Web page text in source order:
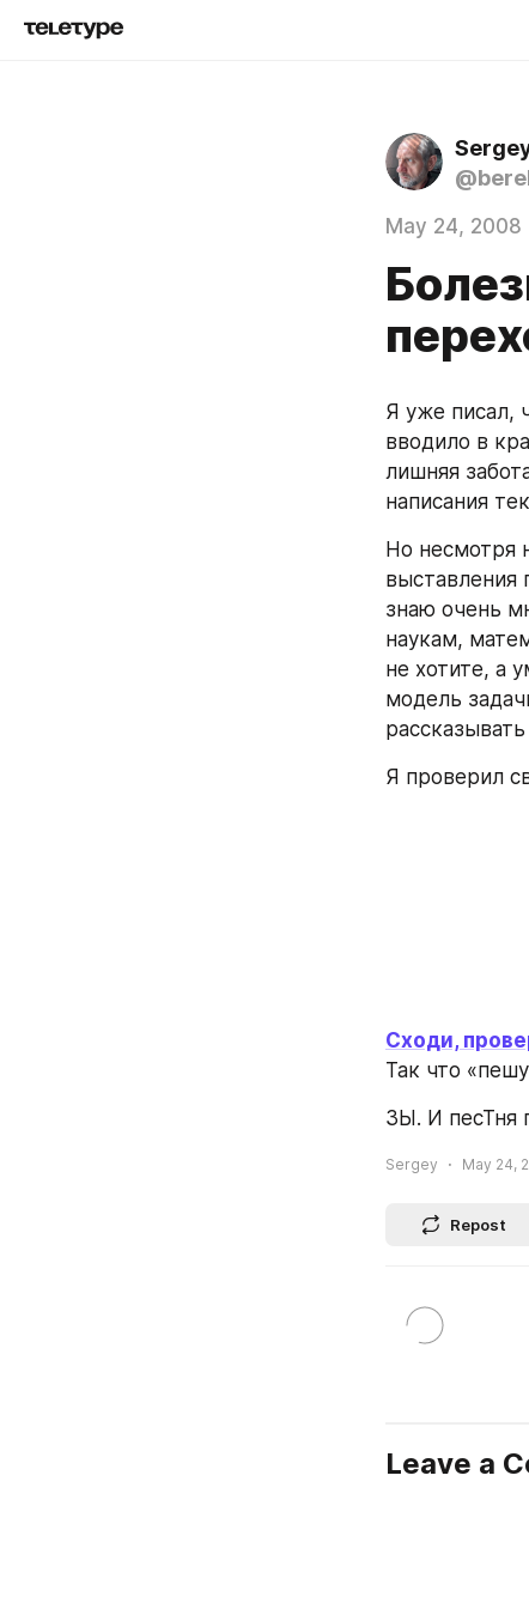
May 24, 2008
Я уже писал,
вводило в
лишняя
написания
Но несмотря
выставления
знаю очень
наукам,
не хотите, а
модель
Я проверил
Сходи,
Так что
ЗЫ. И песТня
Sergey May 24,
Repost
Leave a